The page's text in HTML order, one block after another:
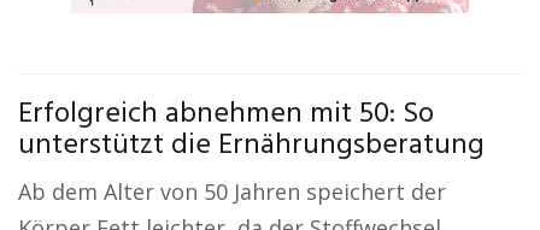
Erfolgreich abnehmen mit 50: So
unterstützt die Ernährungsberatung
Ab dem Alter von 50 Jahren speichert der